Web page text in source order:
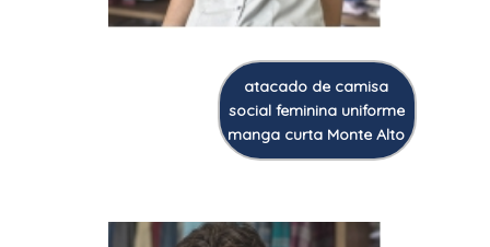
atacado de camisa
social feminina uniforme
manga curta Monte Alto